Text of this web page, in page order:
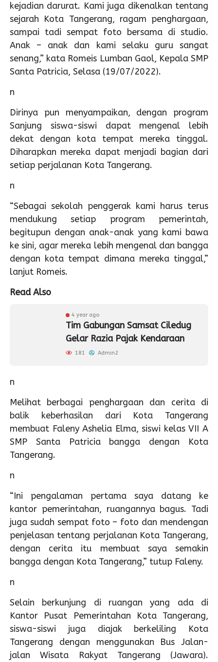
kejadian darurat. Kami juga dikenalkan tentang
sejarah Kota Tangerang, ragam penghargaan,
sampai tadi sempat foto bersama di studio.
Anak – anak dan kami selaku guru sangat
senang,” kata Romeis Lumban Gaol, Kepala SMP
Santa Patricia, Selasa (19/07/2022).
n
Dirinya pun menyampaikan, dengan program
Sanjung siswa-siswi dapat mengenal lebih
dekat dengan kota tempat mereka tinggal.
Diharapkan mereka dapat menjadi bagian dari
setiap perjalanan Kota Tangerang.
n
“Sebagai sekolah penggerak kami harus terus
mendukung setiap program pemerintah,
begitupun dengan anak-anak yang kami bawa
ke sini, agar mereka lebih mengenal dan bangga
dengan kota tempat dimana mereka tinggal,”
lanjut Romeis.
Read Also
4 year ago
Tim Gabungan Samsat Ciledug
Gelar Razia Pajak Kendaraan
181 Admin2
n
Melihat berbagai penghargaan dan cerita di
balik keberhasilan dari Kota Tangerang
membuat Faleny Ashelia Elma, siswi kelas VII A
SMP Santa Patricia bangga dengan Kota
Tangerang.
n
“Ini pengalaman pertama saya datang ke
kantor pemerintahan, ruangannya bagus. Tadi
juga sudah sempat foto – foto dan mendengan
penjelasan tentang perjalanan Kota Tangerang,
dengan cerita itu membuat saya semakin
bangga dengan Kota Tangerang,” tutup Faleny.
n
Selain berkunjung di ruangan yang ada di
Kantor Pusat Pemerintahan Kota Tangerang,
siswa-siswi juga diajak berkeliling Kota
Tangerang dengan menggunakan Bus Jalan-
jalan Wisata Rakyat Tangerang (Jawara).